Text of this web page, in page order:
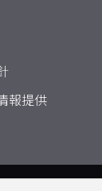
報提供